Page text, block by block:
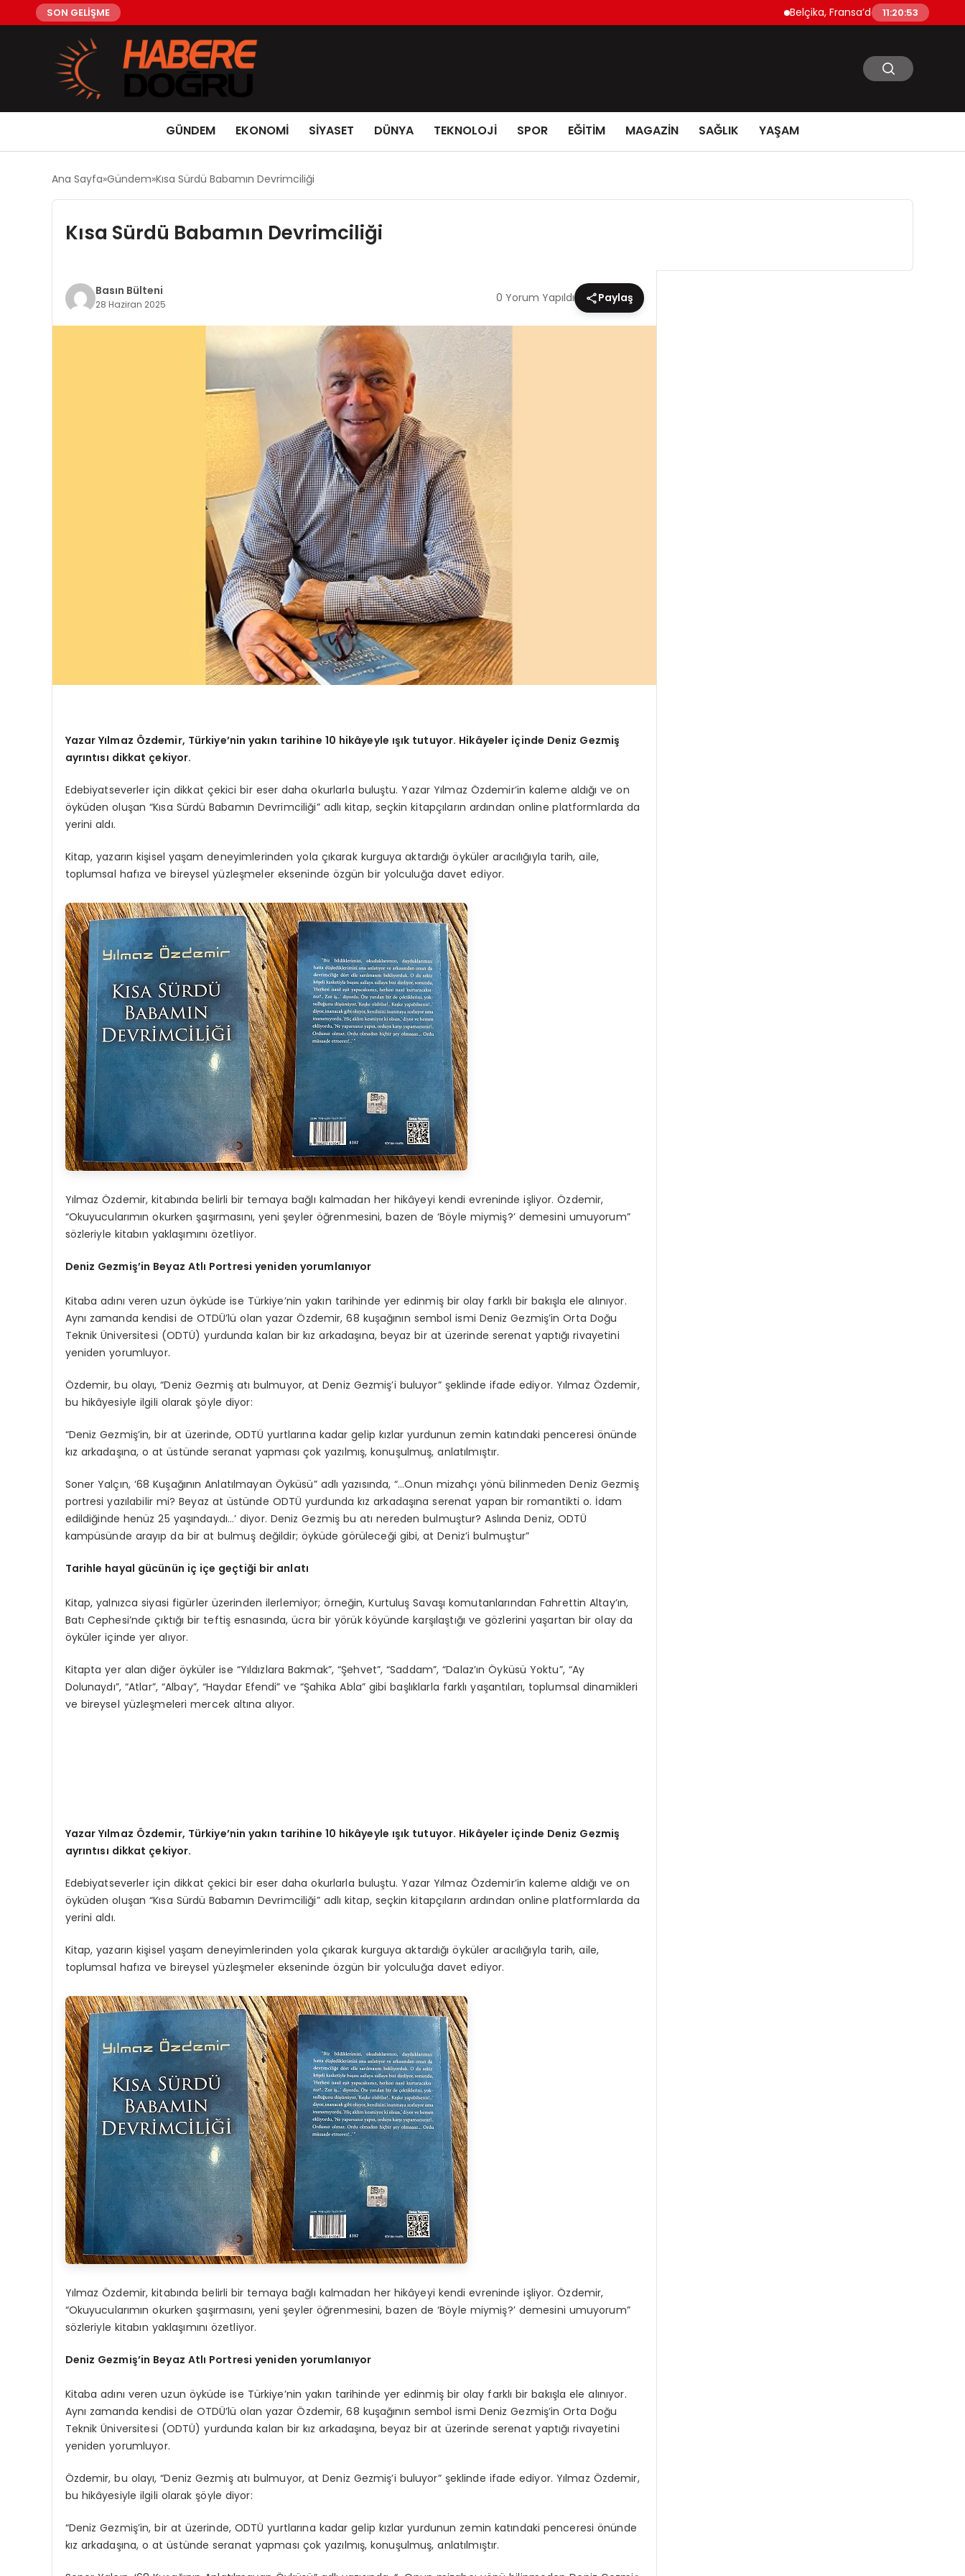
SON GELİŞME Belçika, Fransa’daki Orman Yangınlarına
11:20:54
GÜNDEM EKONOMİ SİYASET DÜNYA TEKNOLOJİ SPOR EĞİTİM MAGAZİN SAĞLIK YAŞAM
Ana Sayfa Gündem Kısa Sürdü Babamın Devrimciliği
Kısa Sürdü Babamın Devrimciliği
Basın Bülteni
28 Haziran 2025 0 Yorum Yapıldı Paylaş
Yazar Yılmaz Özdemir, Türkiye’nin yakın tarihine 10 hikâyeyle ışık tutuyor. Hikâyeler içinde Deniz Gezmiş
ayrıntısı dikkat çekiyor.
Edebiyatseverler için dikkat çekici bir eser daha okurlarla buluştu. Yazar Yılmaz Özdemir’in kaleme aldığı ve on
öyküden oluşan “Kısa Sürdü Babamın Devrimciliği” adlı kitap, seçkin kitapçıların ardından online platformlarda da
yerini aldı.
Kitap, yazarın kişisel yaşam deneyimlerinden yola çıkarak kurguya aktardığı öyküler aracılığıyla tarih, aile,
toplumsal hafıza ve bireysel yüzleşmeler ekseninde özgün bir yolculuğa davet ediyor.
Yılmaz Özdemir, kitabında belirli bir temaya bağlı kalmadan her hikâyeyi kendi evreninde işliyor. Özdemir,
“Okuyucularımın okurken şaşırmasını, yeni şeyler öğrenmesini, bazen de ‘Böyle miymiş?’ demesini umuyorum”
sözleriyle kitabın yaklaşımını özetliyor.
Deniz Gezmiş’in Beyaz Atlı Portresi yeniden yorumlanıyor
Kitaba adını veren uzun öyküde ise Türkiye’nin yakın tarihinde yer edinmiş bir olay farklı bir bakışla ele alınıyor.
Aynı zamanda kendisi de OTDÜ’lü olan yazar Özdemir, 68 kuşağının sembol ismi Deniz Gezmiş’in Orta Doğu
Teknik Üniversitesi (ODTÜ) yurdunda kalan bir kız arkadaşına, beyaz bir at üzerinde serenat yaptığı rivayetini
yeniden yorumluyor.
Özdemir, bu olayı, “Deniz Gezmiş atı bulmuyor, at Deniz Gezmiş’i buluyor” şeklinde ifade ediyor. Yılmaz Özdemir,
bu hikâyesiyle ilgili olarak şöyle diyor:
“Deniz Gezmiş’in, bir at üzerinde, ODTÜ yurtlarına kadar gelip kızlar yurdunun zemin katındaki penceresi önünde
kız arkadaşına, o at üstünde seranat yapması çok yazılmış, konuşulmuş, anlatılmıştır.
Soner Yalçın, ‘68 Kuşağının Anlatılmayan Öyküsü” adlı yazısında, “…Onun mizahçı yönü bilinmeden Deniz Gezmiş
portresi yazılabilir mi? Beyaz at üstünde ODTÜ yurdunda kız arkadaşına serenat yapan bir romantikti o. İdam
edildiğinde henüz 25 yaşındaydı…’ diyor. Deniz Gezmiş bu atı nereden bulmuştur? Aslında Deniz, ODTÜ
kampüsünde arayıp da bir at bulmuş değildir; öyküde görüleceği gibi, at Deniz’i bulmuştur”
Tarihle hayal gücünün iç içe geçtiği bir anlatı
Kitap, yalnızca siyasi figürler üzerinden ilerlemiyor; örneğin, Kurtuluş Savaşı komutanlarından Fahrettin Altay’ın,
Batı Cephesi’nde çıktığı bir teftiş esnasında, ücra bir yörük köyünde karşılaştığı ve gözlerini yaşartan bir olay da
öyküler içinde yer alıyor.
Kitapta yer alan diğer öyküler ise “Yıldızlara Bakmak”, “Şehvet”, “Saddam”, “Dalaz’ın Öyküsü Yoktu”, “Ay
Dolunaydı”, “Atlar”, “Albay”, “Haydar Efendi” ve “Şahika Abla” gibi başlıklarla farklı yaşantıları, toplumsal dinamikleri
ve bireysel yüzleşmeleri mercek altına alıyor.
Yazar Yılmaz Özdemir, Türkiye’nin yakın tarihine 10 hikâyeyle ışık tutuyor. Hikâyeler içinde Deniz Gezmiş
ayrıntısı dikkat çekiyor.
Edebiyatseverler için dikkat çekici bir eser daha okurlarla buluştu. Yazar Yılmaz Özdemir’in kaleme aldığı ve on
öyküden oluşan “Kısa Sürdü Babamın Devrimciliği” adlı kitap, seçkin kitapçıların ardından online platformlarda da
yerini aldı.
Kitap, yazarın kişisel yaşam deneyimlerinden yola çıkarak kurguya aktardığı öyküler aracılığıyla tarih, aile,
toplumsal hafıza ve bireysel yüzleşmeler ekseninde özgün bir yolculuğa davet ediyor.
Yılmaz Özdemir, kitabında belirli bir temaya bağlı kalmadan her hikâyeyi kendi evreninde işliyor. Özdemir,
“Okuyucularımın okurken şaşırmasını, yeni şeyler öğrenmesini, bazen de ‘Böyle miymiş?’ demesini umuyorum”
sözleriyle kitabın yaklaşımını özetliyor.
Deniz Gezmiş’in Beyaz Atlı Portresi yeniden yorumlanıyor
Kitaba adını veren uzun öyküde ise Türkiye’nin yakın tarihinde yer edinmiş bir olay farklı bir bakışla ele alınıyor.
Aynı zamanda kendisi de OTDÜ’lü olan yazar Özdemir, 68 kuşağının sembol ismi Deniz Gezmiş’in Orta Doğu
Teknik Üniversitesi (ODTÜ) yurdunda kalan bir kız arkadaşına, beyaz bir at üzerinde serenat yaptığı rivayetini
yeniden yorumluyor.
Özdemir, bu olayı, “Deniz Gezmiş atı bulmuyor, at Deniz Gezmiş’i buluyor” şeklinde ifade ediyor. Yılmaz Özdemir,
bu hikâyesiyle ilgili olarak şöyle diyor:
“Deniz Gezmiş’in, bir at üzerinde, ODTÜ yurtlarına kadar gelip kızlar yurdunun zemin katındaki penceresi önünde
kız arkadaşına, o at üstünde seranat yapması çok yazılmış, konuşulmuş, anlatılmıştır.